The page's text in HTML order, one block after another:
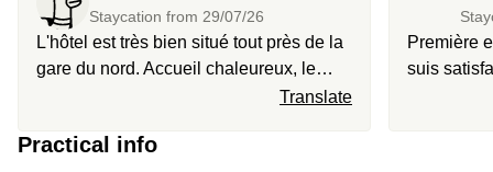
Staycation from 29/07/26
L'hôtel est très bien situé tout près de la
gare du nord. Accueil chaleureux, le
personnel est aux petits soins. Chambre
très tôt le matin mais possibilité de
Translate
Première
suis
Practical info